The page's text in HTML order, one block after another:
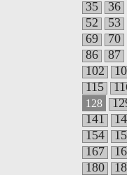
35
36
52
53
69
70
86
87
102
115
128
141
154
167
180